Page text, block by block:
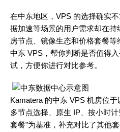
在中东地区，VPS 的选择确实
据加速等场景的用户需求却在
房节点、镜像生态和价格套餐
中东 VPS，帮你判断是否值得
试，方便你进行对比参考。
Kamatera 的中东 VPS 机房位
多节点选择、原生 IP、按小时
套餐”为基准，补充对比了其他